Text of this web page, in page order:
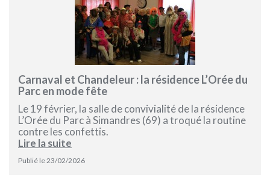
Carnaval et Chandeleur : la résidence L’Orée du
Parc en mode fête
Le 19 février, la salle de convivialité de la résidence
L’Orée du Parc à Simandres (69) a troqué la routine
contre les confettis.
Lire la suite
Publié le 23/02/2026